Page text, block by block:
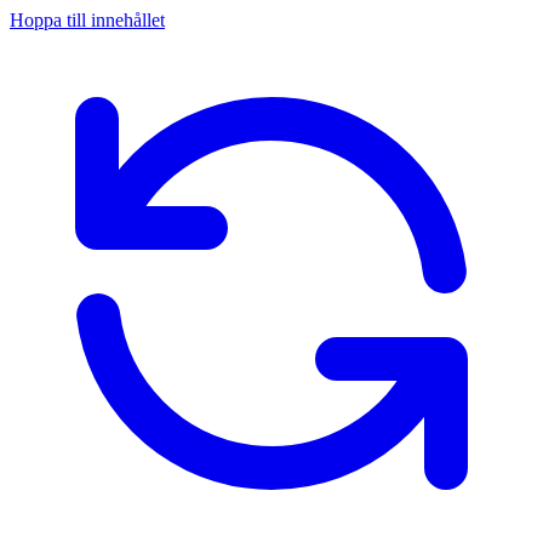
Hoppa till innehållet